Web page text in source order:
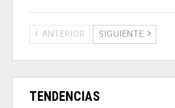
ANTERIOR SIGUIENTE
TENDENCIAS